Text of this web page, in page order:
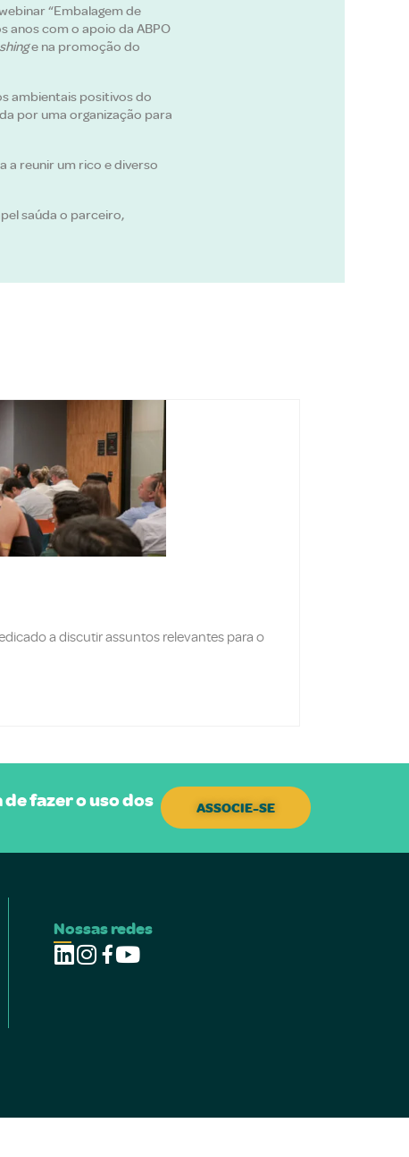
“Embalagem de
anos com o apoio da ABPO
e na promoção do
ambientais positivos do
por uma organização para
a reunir um rico e diverso
saúda o parceiro,
a discutir assuntos relevantes para o
fazer o uso dos ASSOCIE-SE
Nossas redes